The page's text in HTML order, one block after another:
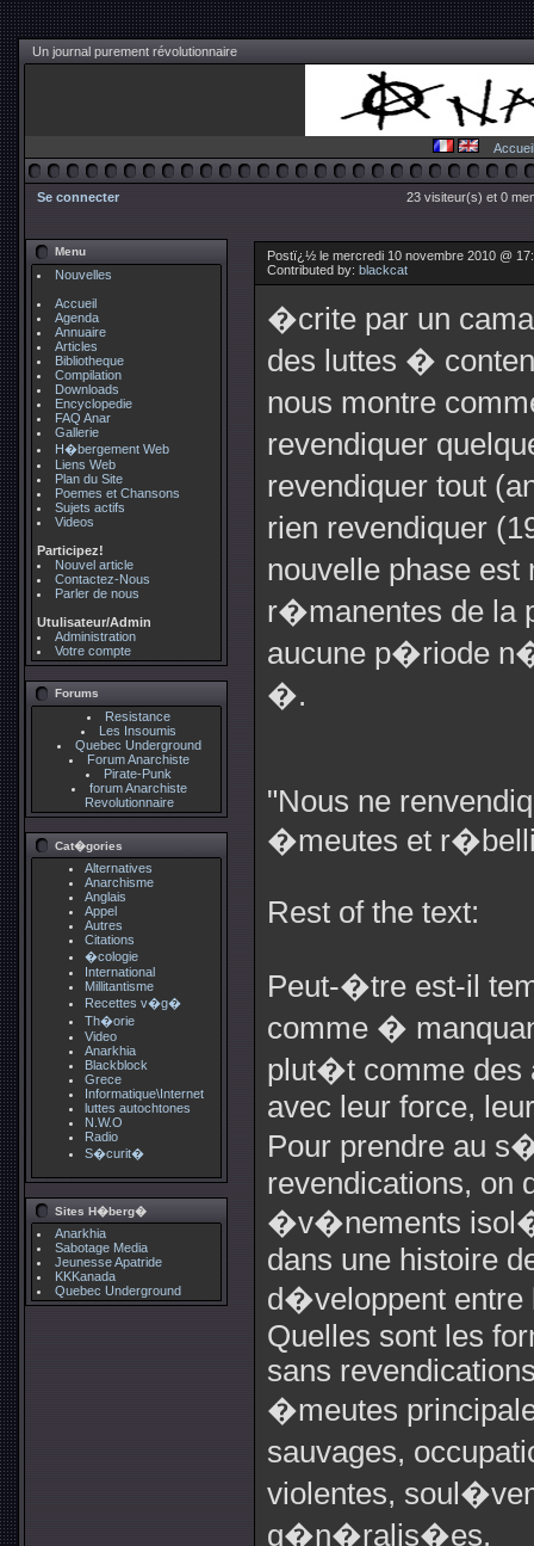
Un journal purement révolutionnaire
Accueil
Se connecter 23 visiteur(s) et 0
Menu
Nouvelles
Accueil
Agenda
Annuaire
Articles
Bibliotheque
Compilation
Downloads
Encyclopedie
FAQ Anar
Gallerie
H�bergement Web
Liens Web
Plan du Site
Poemes et Chansons
Sujets actifs
Videos
Participez!
Nouvel article
Contactez-Nous
Parler de nous
Utulisateur/Admin
Administration
Votre compte
Forums
Resistance
Les Insoumis
Quebec Underground
Forum Anarchiste
Pirate-Punk
forum Anarchiste
Revolutionnaire
Cat�gories
Alternatives
Anarchisme
Anglais
Appel
Autres
Citations
�cologie
International
Millitantisme
Recettes v�g�
Th�orie
Video
Anarkhia
Blackblock
Grece
Informatique\Internet
luttes autochtones
N.W.O
Radio
S�curit�
Sites H�berg�
Anarkhia
Sabotage Media
Jeunesse Apatride
KKKanada
Quebec Underground
Postï¿½ le mercredi 10 novembre 2010 @
Contributed by: blackcat
�crite par un
des luttes �
nous montre
revendiquer
revendiquer tout
rien revendiquer
nouvelle phase
r�manentes de
aucune p�riode
�.
"Nous ne
�meutes et
Rest of the text:
Peut-�tre est-il
comme �
plut�t comme
avec leur force,
Pour prendre au
revendications, on
�v�nements
dans une histoire
d�veloppent entre
Quelles sont les
sans
�meutes
sauvages,
violentes,
g�n�ralis�es.